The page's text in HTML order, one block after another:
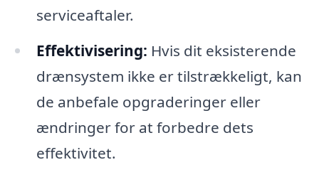
serviceaftaler.
Effektivisering: Hvis dit eksisterende
drænsystem ikke er tilstrækkeligt, kan
de anbefale opgraderinger eller
ændringer for at forbedre dets
effektivitet.